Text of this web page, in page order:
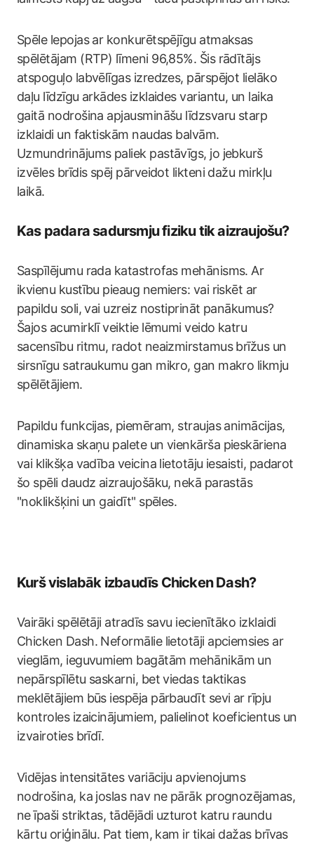
Spēle lepojas ar konkurētspējīgu atmaksas
spēlētājam (RTP) līmeni 96,85%. Šis rādītājs
atspoguļo labvēlīgas izredzes, pārspējot lielāko
daļu līdzīgu arkādes izklaides variantu, un laika
gaitā nodrošina apjausmināšu līdzsvaru starp
izklaidi un faktiskām naudas balvām.
Uzmundrinājums paliek pastāvīgs, jo jebkurš
izvēles brīdis spēj pārveidot likteni dažu mirkļu
laikā.
Kas padara sadursmju fiziku tik aizraujošu?
Saspīlējumu rada katastrofas mehānisms. Ar
ikvienu kustību pieaug nemiers: vai riskēt ar
papildu soli, vai uzreiz nostiprināt panākumus?
Šajos acumirklī veiktie lēmumi veido katru
sacensību ritmu, radot neaizmirstamus brīžus un
sirsnīgu satraukumu gan mikro, gan makro likmju
spēlētājiem.
Papildu funkcijas, piemēram, straujas animācijas,
dinamiska skaņu palete un vienkārša pieskāriena
vai klikšķa vadība veicina lietotāju iesaisti, padarot
šo spēli daudz aizraujošāku, nekā parastās
"noklikšķini un gaidīt" spēles.
Kurš vislabāk izbaudīs Chicken Dash?
Vairāki spēlētāji atradīs savu iecienītāko izklaidi
Chicken Dash. Neformālie lietotāji apciemsies ar
vieglām, ieguvumiem bagātām mehānikām un
nepārspīlētu saskarni, bet viedas taktikas
meklētājiem būs iespēja pārbaudīt sevi ar rīpju
kontroles izaicinājumiem, palielinot koeficientus un
izvairoties brīdī.
Vidējas intensitātes variāciju apvienojums
nodrošina, ka joslas nav ne pārāk prognozējamas,
ne īpaši striktas, tādējādi uzturot katru raundu
kārtu oriģinālu. Pat tiem, kam ir tikai dažas brīvas